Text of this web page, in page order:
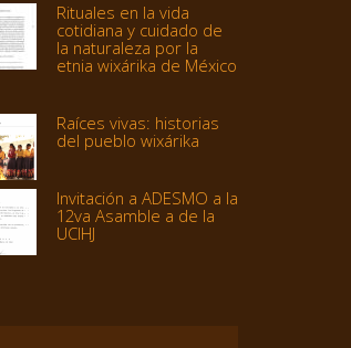
Rituales en la vida
cotidiana y cuidado de
la naturaleza por la
etnia wixárika de México
Raíces vivas: historias
del pueblo wixárika
Invitación a ADESMO a la
12va Asamble a de la
UCIHJ